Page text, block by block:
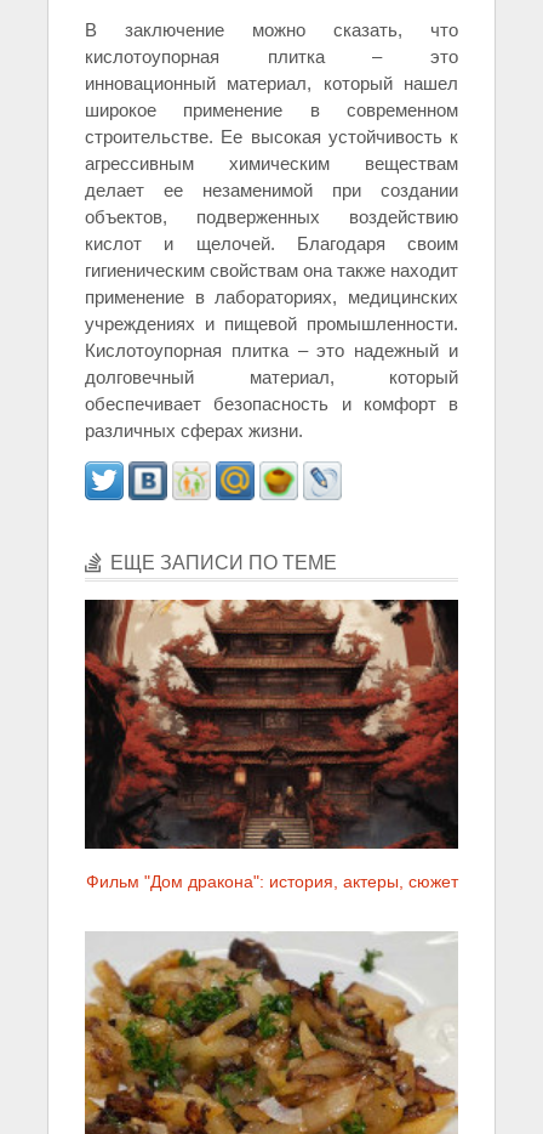
В заключение можно сказать, что
кислотоупорная плитка – это
инновационный материал, который нашел
широкое применение в современном
строительстве. Ее высокая устойчивость к
агрессивным химическим веществам
делает ее незаменимой при создании
объектов, подверженных воздействию
кислот и щелочей. Благодаря своим
гигиеническим свойствам она также находит
применение в лабораториях, медицинских
учреждениях и пищевой промышленности.
Кислотоупорная плитка – это надежный и
долговечный материал, который
обеспечивает безопасность и комфорт в
различных сферах жизни.
ЕЩЕ ЗАПИСИ ПО ТЕМЕ
Фильм "Дом дракона": история, актеры, сюжет